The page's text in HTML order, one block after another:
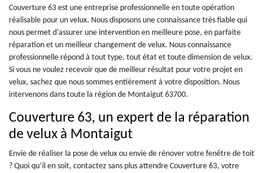
Couverture 63 est une entreprise professionnelle en toute opération
réalisable pour un velux. Nous disposons une connaissance très fiable qui
nous permet d’assurer une intervention en meilleure pose, en parfaite
réparation et un meilleur changement de velux. Nous connaissance
professionnelle répond à tout type, tout état et toute dimension de velux.
Si vous ne voulez recevoir que de meilleur résultat pour votre projet en
velux, sachez que nous sommes entièrement à votre disposition. Nous
intervenons dans toute la région de Montaigut 63700.
Couverture 63, un expert de la réparation
de velux à Montaigut
Envie de réaliser la pose de velux ou envie de rénover votre fenêtre de toit
? Quoi qu’il en soit, contactez sans plus attendre Couverture 63, votre